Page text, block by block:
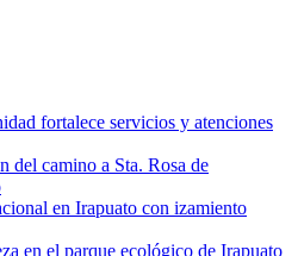
fortalece servicios y atenciones
del camino a Sta. Rosa de
en Irapuato con izamiento
en el parque ecológico de Irapuato